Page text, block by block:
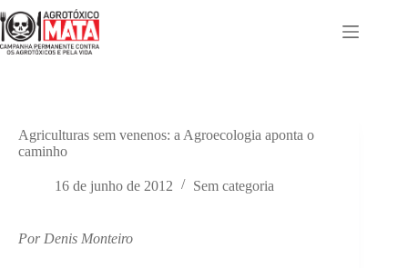
para
o
conteúdo
Agriculturas sem venenos: a Agroecologia aponta o
caminho
16 de junho de 2012 Sem categoria
Por Denis Monteiro